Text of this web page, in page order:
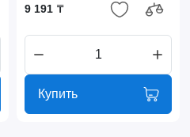
9 191 ₸
Купить